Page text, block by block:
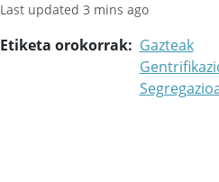
Last updated 3 mins ago
Etiketa orokorrak
Gazteak